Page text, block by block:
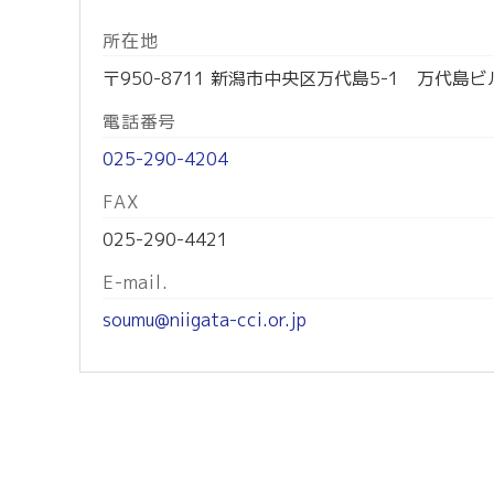
所在地
〒950-8711 新潟市中央区万代島5-1 万代島ビ
電話番号
025-290-4204
FAX
025-290-4421
E-mail.
soumu@niigata-cci.or.jp